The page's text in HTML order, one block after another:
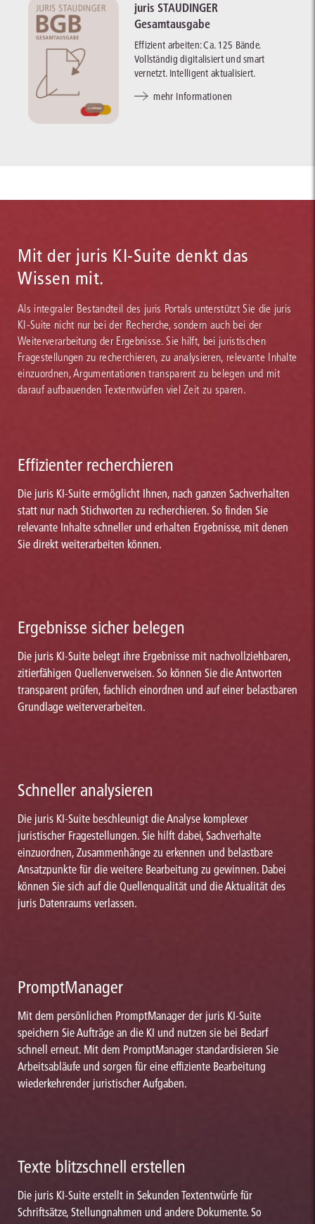
juris STAUDINGER
Gesamtausgabe
Effizient arbeiten: Ca. 125 Bände.
Vollständig digitalisiert und smart
vernetzt. Intelligent aktualisiert.
mehr Informationen
Mit der juris KI-Suite denkt das
Wissen mit.
Als integraler Bestandteil des juris Portals unterstützt Sie die juris
KI-Suite nicht nur bei der Recherche, sondern auch bei der
Weiterverarbeitung der Ergebnisse. Sie hilft, bei juristischen
Fragestellungen zu recherchieren, zu analysieren, relevante Inhalte
einzuordnen, Argumentationen transparent zu belegen und mit
darauf aufbauenden Textentwürfen viel Zeit zu sparen.
Effizienter recherchieren
Die juris KI-Suite ermöglicht Ihnen, nach ganzen Sachverhalten
statt nur nach Stichworten zu recherchieren. So finden Sie
relevante Inhalte schneller und erhalten Ergebnisse, mit denen
Sie direkt weiterarbeiten können.
Ergebnisse sicher belegen
Die juris KI-Suite belegt ihre Ergebnisse mit nachvollziehbaren,
zitierfähigen Quellenverweisen. So können Sie die Antworten
transparent prüfen, fachlich einordnen und auf einer belastbaren
Grundlage weiterverarbeiten.
Schneller analysieren
Die juris KI-Suite beschleunigt die Analyse komplexer
juristischer Fragestellungen. Sie hilft dabei, Sachverhalte
einzuordnen, Zusammenhänge zu erkennen und belastbare
Ansatzpunkte für die weitere Bearbeitung zu gewinnen. Dabei
können Sie sich auf die Quellenqualität und die Aktualität des
juris Datenraums verlassen.
PromptManager
Mit dem persönlichen PromptManager der juris KI-Suite
speichern Sie Aufträge an die KI und nutzen sie bei Bedarf
schnell erneut. Mit dem PromptManager standardisieren Sie
Arbeitsabläufe und sorgen für eine effiziente Bearbeitung
wiederkehrender juristischer Aufgaben.
Texte blitzschnell erstellen
Die juris KI-Suite erstellt in Sekunden Textentwürfe für
Schriftsätze, Stellungnahmen und andere Dokumente. So